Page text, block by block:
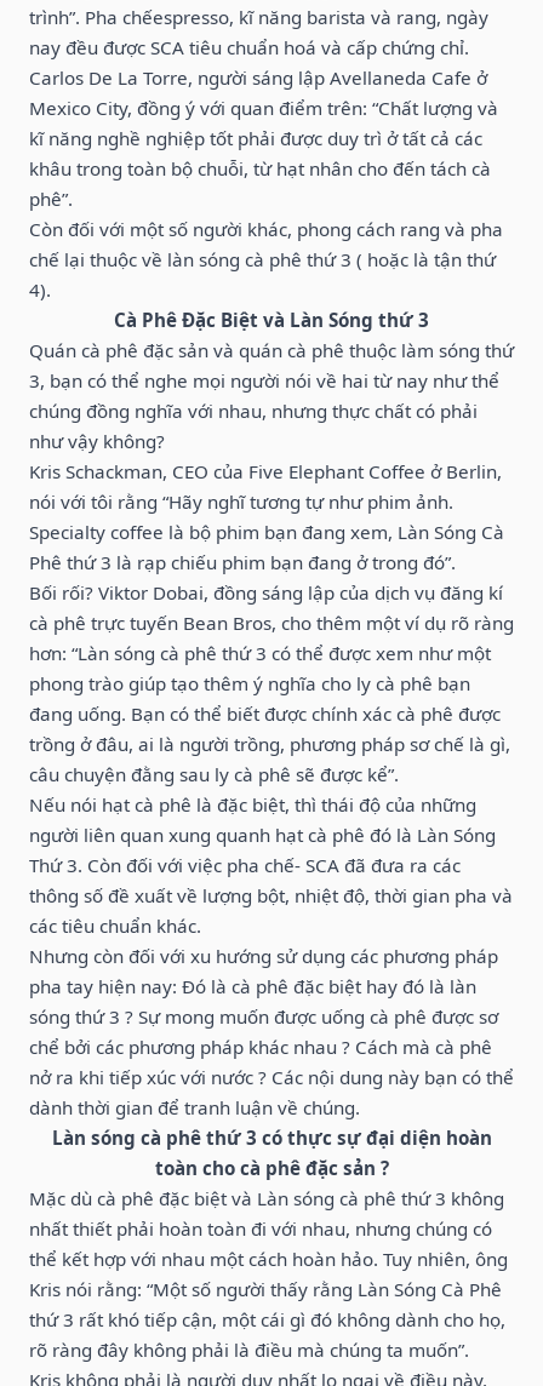
trình”. Pha chếespresso, kĩ năng barista và rang, ngày
nay đều được SCA tiêu chuẩn hoá và cấp chứng chỉ.
Carlos De La Torre, người sáng lập Avellaneda Cafe ở
Mexico City, đồng ý với quan điểm trên: “Chất lượng và
kĩ năng nghề nghiệp tốt phải được duy trì ở tất cả các
khâu trong toàn bộ chuỗi, từ hạt nhân cho đến tách cà
phê”.
Còn đối với một số người khác, phong cách rang và pha
chế lại thuộc về làn sóng cà phê thứ 3 ( hoặc là tận thứ
4).
Cà Phê Đặc Biệt và Làn Sóng thứ 3
Quán cà phê đặc sản và quán cà phê thuộc làm sóng thứ
3, bạn có thể nghe mọi người nói về hai từ nay như thể
chúng đồng nghĩa với nhau, nhưng thực chất có phải
như vậy không?
Kris Schackman, CEO của Five Elephant Coffee ở Berlin,
nói với tôi rằng “Hãy nghĩ tương tự như phim ảnh.
Specialty coffee là bộ phim bạn đang xem, Làn Sóng Cà
Phê thứ 3 là rạp chiếu phim bạn đang ở trong đó”.
Bối rối? Viktor Dobai, đồng sáng lập của dịch vụ đăng kí
cà phê trực tuyến Bean Bros, cho thêm một ví dụ rõ ràng
hơn: “Làn sóng cà phê thứ 3 có thể được xem như một
phong trào giúp tạo thêm ý nghĩa cho ly cà phê bạn
đang uống. Bạn có thể biết được chính xác cà phê được
trồng ở đâu, ai là người trồng, phương pháp sơ chế là gì,
câu chuyện đằng sau ly cà phê sẽ được kể”.
Nếu nói hạt cà phê là đặc biệt, thì thái độ của những
người liên quan xung quanh hạt cà phê đó là Làn Sóng
Thứ 3. Còn đối với việc pha chế- SCA đã đưa ra các
thông số đề xuất về lượng bột, nhiệt độ, thời gian pha và
các tiêu chuẩn khác.
Nhưng còn đối với xu hướng sử dụng các phương pháp
pha tay hiện nay: Đó là cà phê đặc biệt hay đó là làn
sóng thứ 3 ? Sự mong muốn được uống cà phê được sơ
chể bởi các phương pháp khác nhau ? Cách mà cà phê
nở ra khi tiếp xúc với nước ? Các nội dung này bạn có thể
dành thời gian để tranh luận về chúng.
Làn sóng cà phê thứ 3 có thực sự đại diện hoàn
toàn cho cà phê đặc sản ?
Mặc dù cà phê đặc biệt và Làn sóng cà phê thứ 3 không
nhất thiết phải hoàn toàn đi với nhau, nhưng chúng có
thể kết hợp với nhau một cách hoàn hảo. Tuy nhiên, ông
Kris nói rằng: “Một số người thấy rằng Làn Sóng Cà Phê
thứ 3 rất khó tiếp cận, một cái gì đó không dành cho họ,
rõ ràng đây không phải là điều mà chúng ta muốn”.
Kris không phải là người duy nhất lo ngại về điều này,